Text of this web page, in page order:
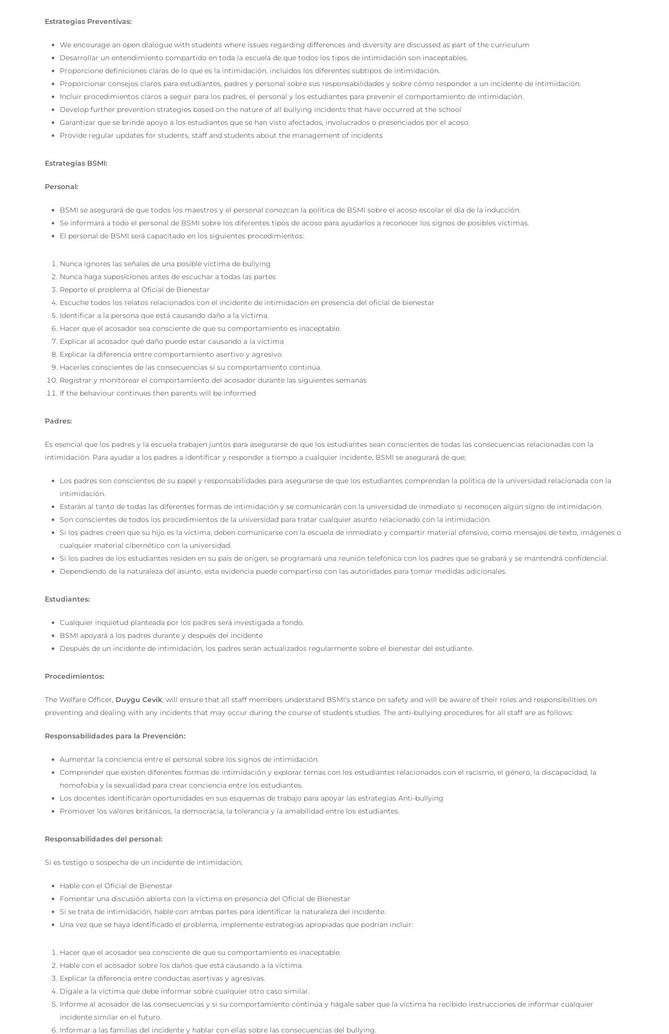
Estrategias Preventivas:
We encourage an open dialogue with students where issues regarding differences and diversity are discussed as part of the curriculum
Desarrollar un entendimiento compartido en toda la escuela de que todos los tipos de intimidación son inaceptables.
Proporcione definiciones claras de lo que es la intimidación, incluidos los diferentes subtipos de intimidación.
Proporcionar consejos claros para estudiantes, padres y personal sobre sus responsabilidades y sobre cómo responder a un incidente de intimidación.
Incluir procedimientos claros a seguir para los padres, el personal y los estudiantes para prevenir el comportamiento de intimidación.
Develop further prevention strategies based on the nature of all bullying incidents that have occurred at the school
Garantizar que se brinde apoyo a los estudiantes que se han visto afectados, involucrados o presenciados por el acoso.
Provide regular updates for students, staff and students about the management of incidents
Estrategias BSMI:
Personal:
BSMI se asegurará de que todos los maestros y el personal conozcan la política de BSMI sobre el acoso escolar el día de la inducción.
Se informará a todo el personal de BSMI sobre los diferentes tipos de acoso para ayudarlos a reconocer los signos de posibles víctimas.
El personal de BSMI será capacitado en los siguientes procedimientos:
Nunca ignores las señales de una posible víctima de bullying
Nunca haga suposiciones antes de escuchar a todas las partes
Reporte el problema al Oficial de Bienestar
Escuche todos los relatos relacionados con el incidente de intimidación en presencia del oficial de bienestar
Identificar a la persona que está causando daño a la víctima.
Hacer que el acosador sea consciente de que su comportamiento es inaceptable.
Explicar al acosador qué daño puede estar causando a la víctima
Explicar la diferencia entre comportamiento asertivo y agresivo.
Hacerles conscientes de las consecuencias si su comportamiento continúa.
Registrar y monitorear el comportamiento del acosador durante las siguientes semanas
If the behaviour continues then parents will be informed
Padres:
Es esencial que los padres y la escuela trabajen juntos para asegurarse de que los estudiantes sean conscientes de todas las consecuencias relacionadas con la
intimidación. Para ayudar a los padres a identificar y responder a tiempo a cualquier incidente, BSMI se asegurará de que;
Los padres son conscientes de su papel y responsabilidades para asegurarse de que los estudiantes comprendan la política de la universidad relacionada con la
intimidación.
Estarán al tanto de todas las diferentes formas de intimidación y se comunicarán con la universidad de inmediato si reconocen algún signo de intimidación.
Son conscientes de todos los procedimientos de la universidad para tratar cualquier asunto relacionado con la intimidación.
Si los padres creen que su hijo es la víctima, deben comunicarse con la escuela de inmediato y compartir material ofensivo, como mensajes de texto, imágenes o
cualquier material cibernético con la universidad.
Si los padres de los estudiantes residen en su país de origen, se programará una reunión telefónica con los padres que se grabará y se mantendrá confidencial.
Dependiendo de la naturaleza del asunto, esta evidencia puede compartirse con las autoridades para tomar medidas adicionales.
Estudiantes:
Cualquier inquietud planteada por los padres será investigada a fondo.
BSMI apoyará a los padres durante y después del incidente
Después de un incidente de intimidación, los padres serán actualizados regularmente sobre el bienestar del estudiante.
Procedimientos:
The Welfare Officer, Duygu Cevik, will ensure that all staff members understand BSMI’s stance on safety and will be aware of their roles and responsibilities on
preventing and dealing with any incidents that may occur during the course of students studies. The anti-bullying procedures for all staff are as follows:
Responsabilidades para la Prevención:
Aumentar la conciencia entre el personal sobre los signos de intimidación.
Comprender que existen diferentes formas de intimidación y explorar temas con los estudiantes relacionados con el racismo, el género, la discapacidad, la
homofobia y la sexualidad para crear conciencia entre los estudiantes.
Los docentes identificarán oportunidades en sus esquemas de trabajo para apoyar las estrategias Anti-bullying
Promover los valores británicos, la democracia, la tolerancia y la amabilidad entre los estudiantes.
Responsabilidades del personal:
Si es testigo o sospecha de un incidente de intimidación;
Hable con el Oficial de Bienestar
Fomentar una discusión abierta con la víctima en presencia del Oficial de Bienestar
Si se trata de intimidación, hable con ambas partes para identificar la naturaleza del incidente.
Una vez que se haya identificado el problema, implemente estrategias apropiadas que podrían incluir:
Hacer que el acosador sea consciente de que su comportamiento es inaceptable.
Hable con el acosador sobre los daños que está causando a la víctima.
Explicar la diferencia entre conductas asertivas y agresivas.
Dígale a la víctima que debe informar sobre cualquier otro caso similar.
Informe al acosador de las consecuencias y si su comportamiento continúa y hágale saber que la víctima ha recibido instrucciones de informar cualquier
incidente similar en el futuro.
Informar a las familias del incidente y hablar con ellas sobre las consecuencias del bullying.